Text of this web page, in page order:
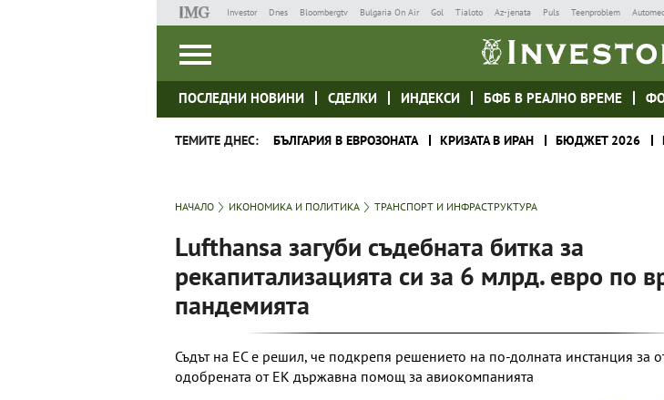
Investor Dnes Bloombergtv Bulgaria On Air Gol Tialoto Az-jenata Puls Teenproblem
ПОСЛЕДНИ НОВИНИ СДЕЛКИ ИНДЕКСИ БФБ В РЕАЛНО ВРЕМЕ
ТЕМИТЕ ДНЕС: БЪЛГАРИЯ В ЕВРОЗОНАТА КРИЗАТА В ИРАН БЮДЖЕТ 2026
НАЧАЛО ИКОНОМИКА И ПОЛИТИКА ТРАНСПОРТ И ИНФРАСТРУКТУРА
Lufthansa загуби съдебната битка за
рекапитализацията си за 6 млрд. евро по
пандемията
Съдът на ЕС е решил, че подкрепя решението на по-долната инстанция за
одобрената от ЕК държавна помощ за авиокомпанията